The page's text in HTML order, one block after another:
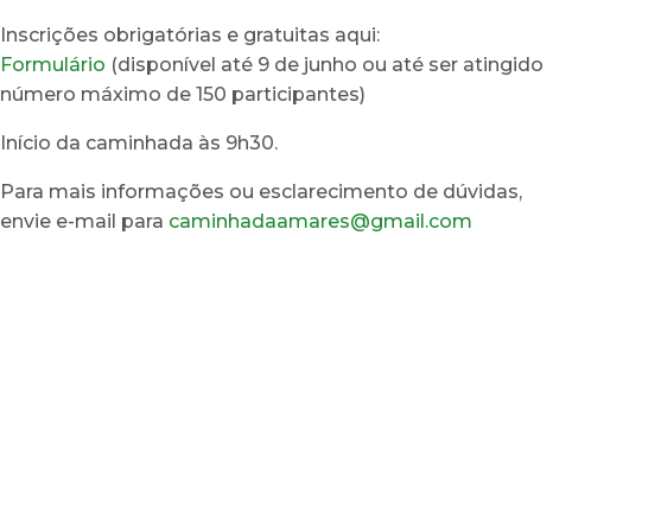
Inscrições obrigatórias e gratuitas aqui:
Formulário (disponível até 9 de junho ou até ser atingido
número máximo de 150 participantes)
Início da caminhada às 9h30.
Para mais informações ou esclarecimento de dúvidas,
envie e-mail para caminhadaamares@gmail.com